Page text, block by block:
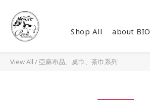
Shop All about BIO
View All /亞麻布品、桌巾、茶巾系列